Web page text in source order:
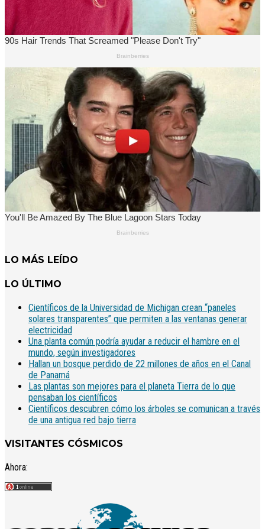
LO MÁS LEÍDO
LO ÚLTIMO
Científicos de la Universidad de Michigan crean “paneles
solares transparentes” que permiten a las ventanas generar
electricidad
Una planta común podría ayudar a reducir el hambre en el
mundo, según investigadores
Hallan un bosque perdido de 22 millones de años en el Canal
de Panamá
Las plantas son mejores para el planeta Tierra de lo que
pensaban los científicos
Científicos descubren cómo los árboles se comunican a través
de una antigua red bajo tierra
VISITANTES CÓSMICOS
Ahora: